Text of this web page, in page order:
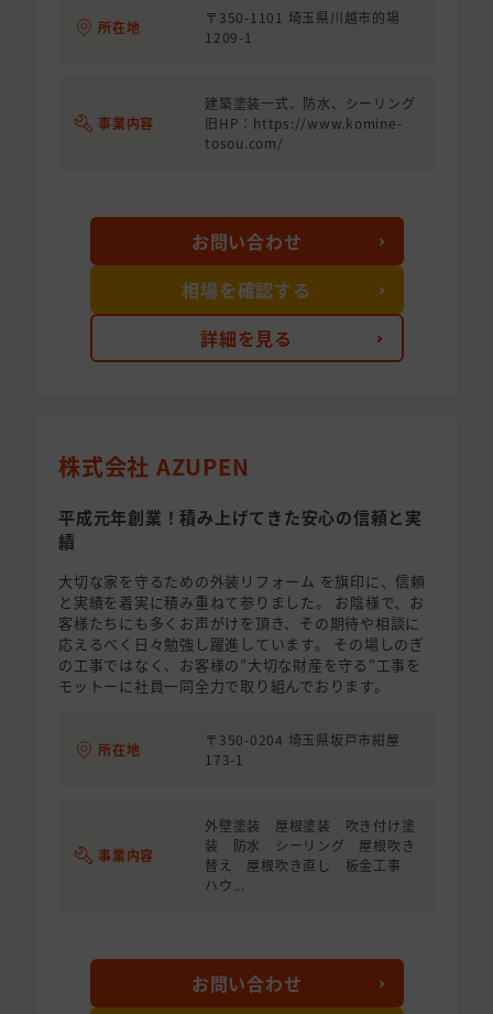
所在地
〒350-1101 埼玉県川越市的場
1209-1
事業内容
建築塗装一式、防水、シーリング
旧HP：https://www.komine-
tosou.com/
詳細を見る
お問い合わせ
相場を確認する
株式会社 AZUPEN
平成元年創業！積み上げてきた安心の信頼と実
績
大切な家を守るための外装リフォーム を旗印に、信頼
と実績を着実に積み重ねて参りました。 お陰様で、お
客様たちにも多くお声がけを頂き、その期待や相談に
応えるべく日々勉強し躍進しています。 その場しのぎ
の工事ではなく、お客様の”大切な財産を守る”工事を
モットーに社員一同全力で取り組んでおります。
所在地
〒350-0204 埼玉県坂戸市紺屋
173-1
事業内容
外壁塗装 屋根塗装 吹き付け塗
装 防水 シーリング 屋根吹き
替え 屋根吹き直し 板金工事
ハウ...
お問い合わせ